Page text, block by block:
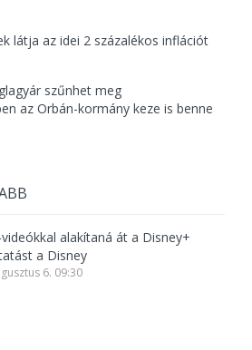
látja az idei 2 százalékos inflációt
szűnhet meg
az Orbán-kormány keze is benne
alakítaná át a Disney+
a Disney
6. 09:30